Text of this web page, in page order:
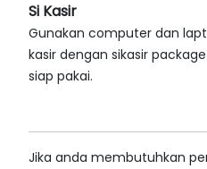
Si Kasir
Gunakan computer dan
kasir dengan sikasir
siap pakai.
Jika anda membutuhkan